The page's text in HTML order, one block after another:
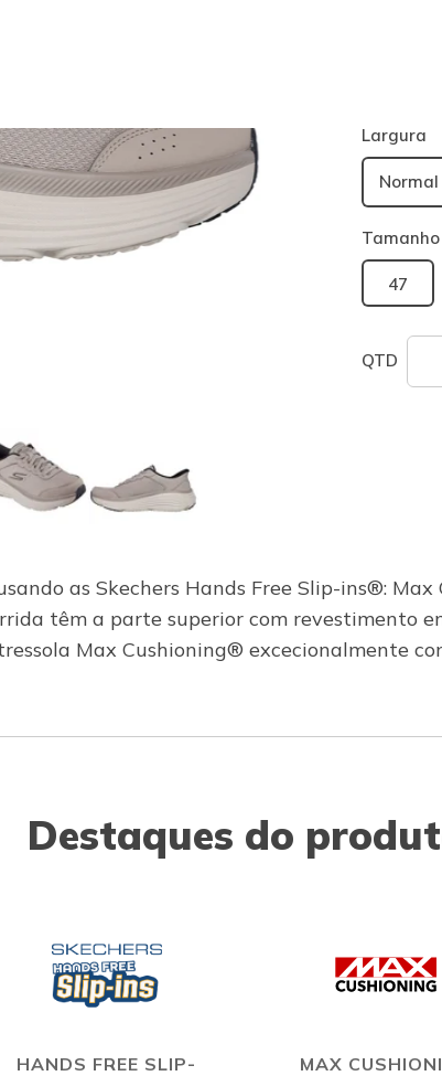
Largura
Normal
Tamanho
47
QTD
as Skechers Hands Free Slip-ins®:
têm a parte superior com revestimento
Max Cushioning® excecionalmente
Destaques do
HANDS FREE SLIP-
MAX